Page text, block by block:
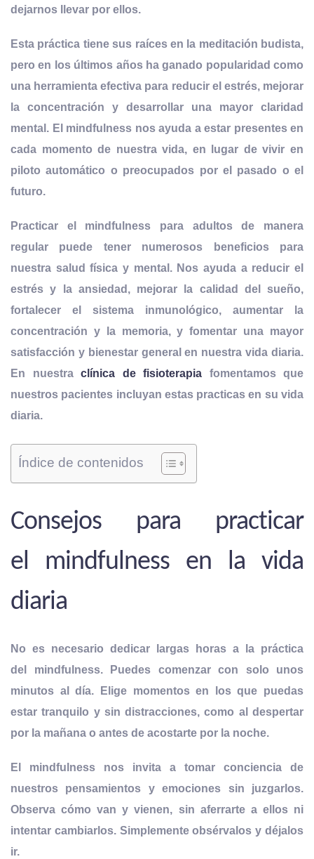
dejarnos llevar por ellos.
Esta práctica tiene sus raíces en la meditación budista,
pero en los últimos años ha ganado popularidad como
una herramienta efectiva para reducir el estrés, mejorar
la concentración y desarrollar una mayor claridad
mental. El mindfulness nos ayuda a estar presentes en
cada momento de nuestra vida, en lugar de vivir en
piloto automático o preocupados por el pasado o el
futuro.
Practicar el mindfulness para adultos de manera
regular puede tener numerosos beneficios para
nuestra salud física y mental. Nos ayuda a reducir el
estrés y la ansiedad, mejorar la calidad del sueño,
fortalecer el sistema inmunológico, aumentar la
concentración y la memoria, y fomentar una mayor
satisfacción y bienestar general en nuestra vida diaria.
En nuestra clínica de fisioterapia fomentamos que
nuestros pacientes incluyan estas practicas en su vida
diaria.
Índice de contenidos
Consejos para practicar
el mindfulness en la vida
diaria
No es necesario dedicar largas horas a la práctica
del mindfulness. Puedes comenzar con solo unos
minutos al día. Elige momentos en los que puedas
estar tranquilo y sin distracciones, como al despertar
por la mañana o antes de acostarte por la noche.
El mindfulness nos invita a tomar conciencia de
nuestros pensamientos y emociones sin juzgarlos.
Observa cómo van y vienen, sin aferrarte a ellos ni
intentar cambiarlos. Simplemente obsérvalos y déjalos
ir.